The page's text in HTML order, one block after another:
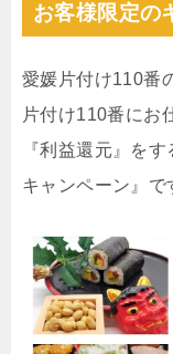
お客様限定の
愛媛片付け110番
片付け110番にお
『利益還元』を
キャンペーン』で